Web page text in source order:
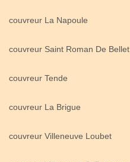
couvreur La Napoule
couvreur Saint Roman De Bellet
couvreur Tende
couvreur La Brigue
couvreur Villeneuve Loubet